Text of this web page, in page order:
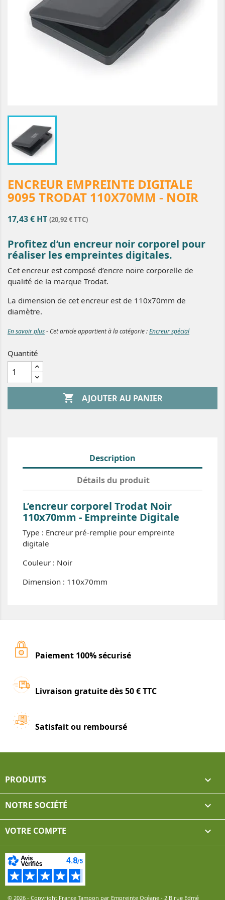
ENCREUR EMPREINTE DIGITALE
9095 TRODAT 110X70MM - NOIR
17,43 € HT (20,92 € TTC)
Profitez d’un encreur noir corporel pour
réaliser les empreintes digitales.
Cet encreur est composé d’encre noire corporelle de
qualité de la marque Trodat.
La dimension de cet encreur est de 110x70mm de
diamètre.
En savoir plus- Cet article appartient à la catégorie :Encreur spécial
Quantité
 AJOUTER AU PANIER
Description
Détails du produit
L’encreur corporel Trodat Noir
110x70mm - Empreinte Digitale
Type : Encreur pré-remplie pour empreinte
digitale
Couleur : Noir
Dimension : 110x70mm
Paiement 100% sécurisé
Livraison gratuite dès 50 € TTC
Satisfait ou remboursé
PRODUITS 
NOTRE SOCIÉTÉ 
VOTRE COMPTE 
© 2026 - Copyright France Tampon par Empreinte Océane - 2 B rue Edmé